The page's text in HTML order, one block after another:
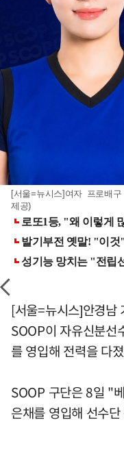
[서울=뉴시스]여자 프로배
제공)
[서울=뉴시스]안경남
SOOP이 자유신분선
를 영입해 전력을 다
SOOP 구단은 8일 "
은채를 영입해 선수